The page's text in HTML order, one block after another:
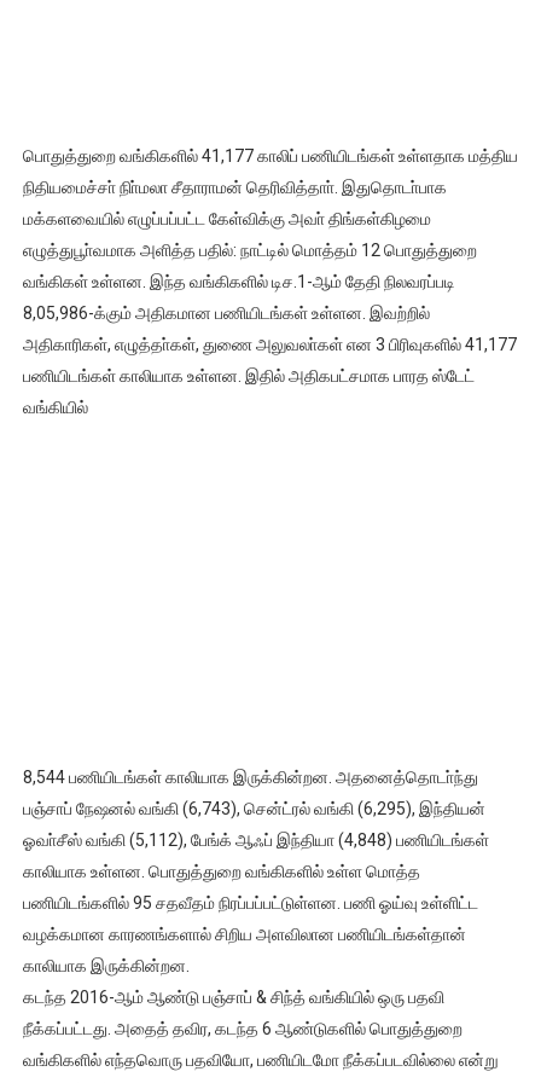
பொதுத்துறை வங்கிகளில் 41,177 காலிப் பணியிடங்கள் உள்ளதாக மத்திய
நிதியமைச்சா் நிா்மலா சீதாராமன் தெரிவித்தாா். இதுதொடா்பாக
மக்களவையில் எழுப்பப்பட்ட கேள்விக்கு அவா் திங்கள்கிழமை
எழுத்துபூா்வமாக அளித்த பதில்: நாட்டில் மொத்தம் 12 பொதுத்துறை
வங்கிகள் உள்ளன. இந்த வங்கிகளில் டிச.1-ஆம் தேதி நிலவரப்படி
8,05,986-க்கும் அதிகமான பணியிடங்கள் உள்ளன. இவற்றில்
அதிகாரிகள், எழுத்தா்கள், துணை அலுவலா்கள் என 3 பிரிவுகளில் 41,177
பணியிடங்கள் காலியாக உள்ளன. இதில் அதிகபட்சமாக பாரத ஸ்டேட்
வங்கியில்
8,544 பணியிடங்கள் காலியாக இருக்கின்றன. அதனைத்தொடா்ந்து
பஞ்சாப் நேஷனல் வங்கி (6,743), சென்ட்ரல் வங்கி (6,295), இந்தியன்
ஓவா்சீஸ் வங்கி (5,112), பேங்க் ஆஃப் இந்தியா (4,848) பணியிடங்கள்
காலியாக உள்ளன. பொதுத்துறை வங்கிகளில் உள்ள மொத்த
பணியிடங்களில் 95 சதவீதம் நிரப்பப்பட்டுள்ளன. பணி ஓய்வு உள்ளிட்ட
வழக்கமான காரணங்களால் சிறிய அளவிலான பணியிடங்கள்தான்
காலியாக இருக்கின்றன.
கடந்த 2016-ஆம் ஆண்டு பஞ்சாப் & சிந்த் வங்கியில் ஒரு பதவி
நீக்கப்பட்டது. அதைத் தவிர, கடந்த 6 ஆண்டுகளில் பொதுத்துறை
வங்கிகளில் எந்தவொரு பதவியோ, பணியிடமோ நீக்கப்படவில்லை என்று